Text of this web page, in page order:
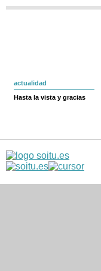
actualidad
Hasta la vista y gracias